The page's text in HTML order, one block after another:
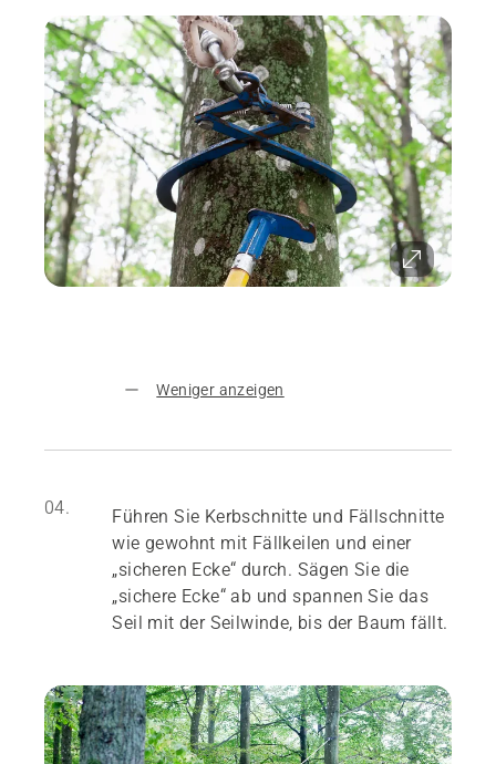
Weniger anzeigen
04.
Führen Sie Kerbschnitte und Fällschnitte
wie gewohnt mit Fällkeilen und einer
„sicheren Ecke“ durch. Sägen Sie die
„sichere Ecke“ ab und spannen Sie das
Seil mit der Seilwinde, bis der Baum fällt.